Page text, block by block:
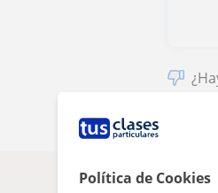
Política de Cookies